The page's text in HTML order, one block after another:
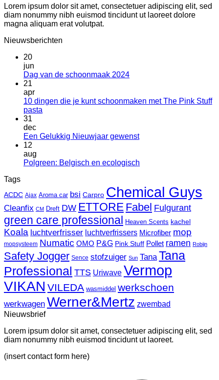
Lorem ipsum dolor sit amet, consectetuer adipiscing elit, sed
diam nonummy nibh euismod tincidunt ut laoreet dolore
magna aliquam erat volutpat.
Nieuwsberichten
20
jun
Dag van de schoonmaak 2024Geen
Dag
2024
21
apr
10 dingen die je kunt schoonmaken met The Pink Stuff
pasta
10
je
The
Pink
Stuff
pasta
31
dec
Een Gelukkig Nieuwjaar gewenstGeen
Een
gewenst
12
aug
Polgreen: Belgisch en ecologisch
Polgreen:
Belgisch
en
ecologisch
Tags
ACDC Ajax Aroma car bsi Carpro Chemical Guys
Cleanfix CM Dreft DW ETTORE Fabel Fulgurant
green care professional Heaven Scents kachel
Koala luchtverfrisser luchtverfrissers Microfiber mop
mopsysteem Numatic OMO P&G Pink Stuff Pollet ramen Robijn
Safety Jogger Sence stofzuiger Sun Tana Tana
Professional TTS Uriwave Vermop
VIKAN VILEDA wasmiddel werkschoen
werkwagen Werner&Mertz zwembad
Nieuwsbrief
Lorem ipsum dolor sit amet, consectetuer adipiscing elit, sed
diam nonummy nibh euismod tincidunt ut laoreet.
(insert contact form here)